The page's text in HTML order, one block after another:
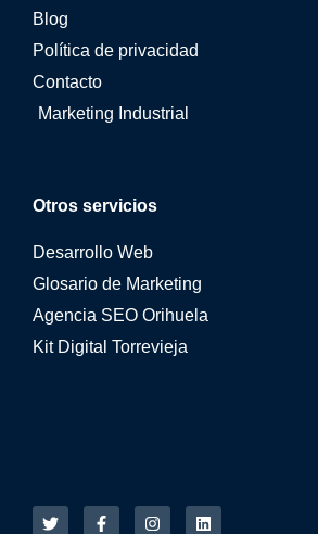
Otros servicios
Desarrollo Web
Glosario de Marketing
Agencia SEO Orihuela
Kit Digital Torrevieja
Blog
Política de privacidad
Contacto
Marketing Industrial